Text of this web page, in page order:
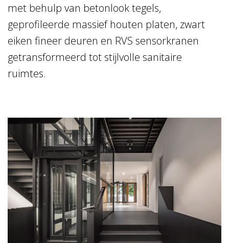
met behulp van betonlook tegels,
geprofileerde massief houten platen, zwart
eiken fineer deuren en RVS sensorkranen
getransformeerd tot stijlvolle sanitaire
ruimtes.